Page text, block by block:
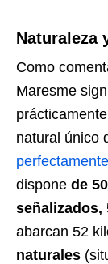
Naturaleza
Como
Maresme
natural único
dispone de
señalizados,
abarcan 52
naturales